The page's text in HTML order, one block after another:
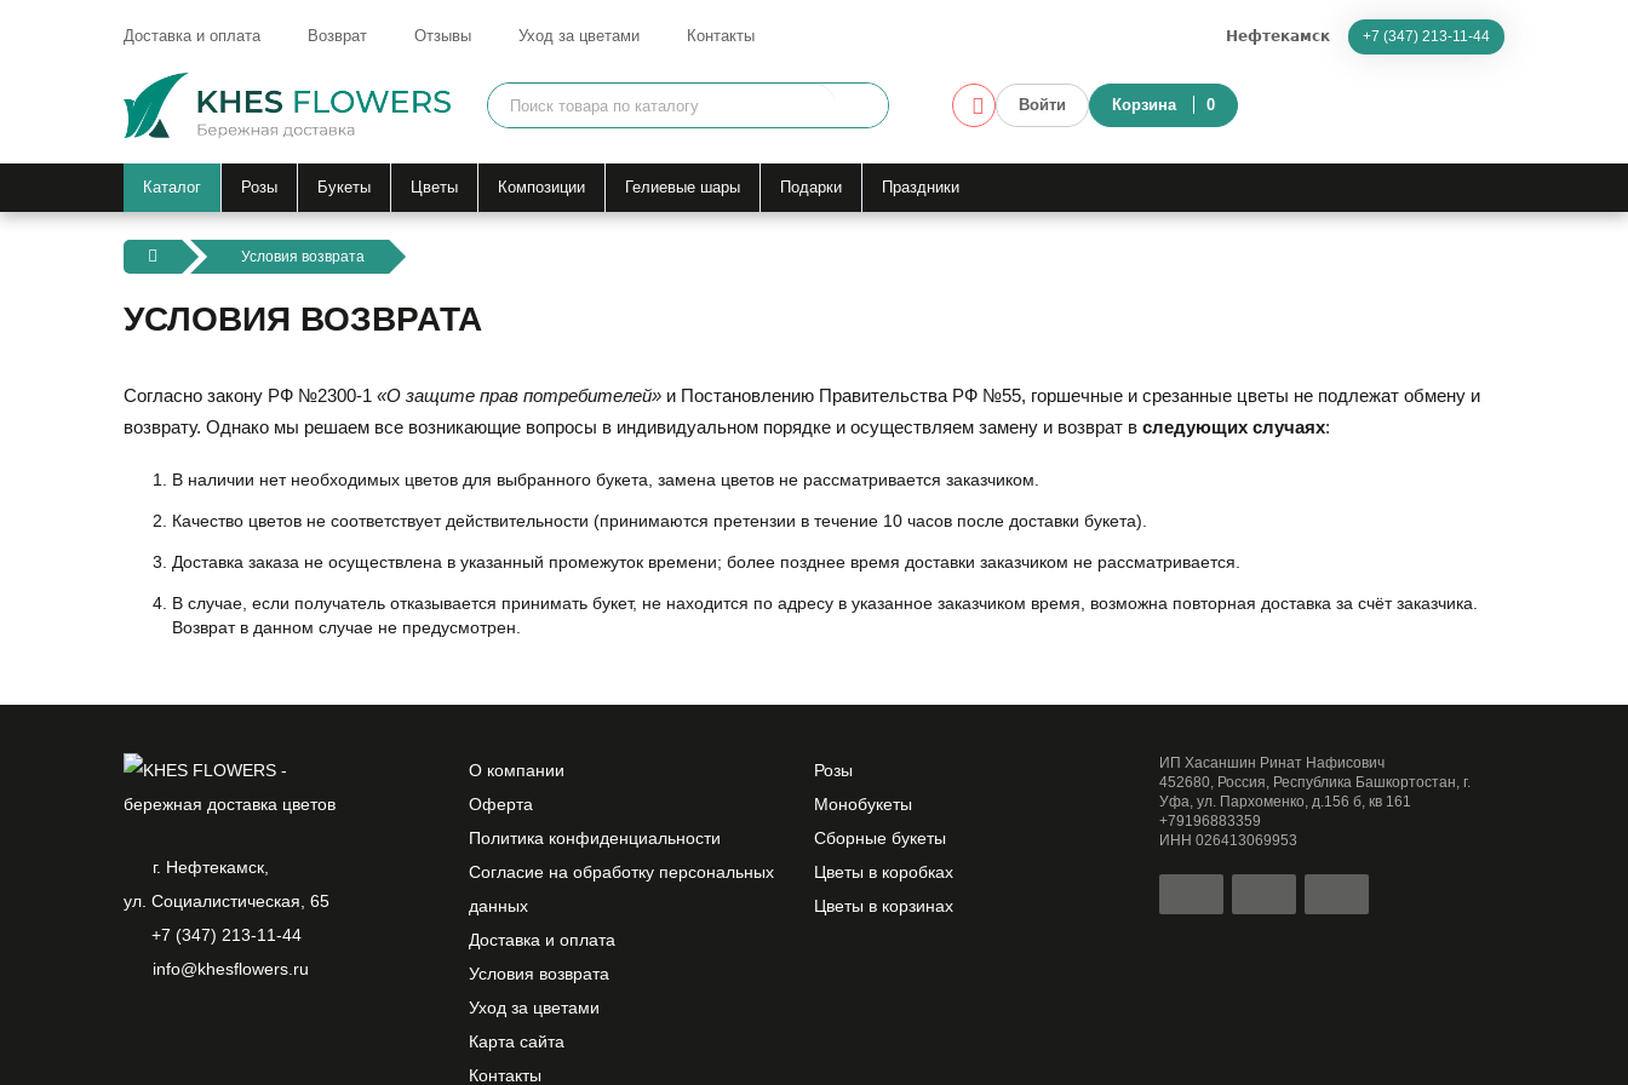
Доставка и оплата Возврат Отзывы Уход за цветами Контакты Нефтекамск +7 (347) 213-11-44
Войти Корзина 0
Каталог Розы Букеты Цветы Композиции Гелиевые шары Подарки Праздники
Условия возврата
УСЛОВИЯ ВОЗВРАТА
Согласно закону РФ №2300-1 «О защите прав потребителей» и Постановлению Правительства РФ №55, горшечные и срезанные цветы не подлежат обмену и
возврату. Однако мы решаем все возникающие вопросы в индивидуальном порядке и осуществляем замену и возврат в следующих случаях:
В наличии нет необходимых цветов для выбранного букета, замена цветов не рассматривается заказчиком.
Качество цветов не соответствует действительности (принимаются претензии в течение 10 часов после доставки букета).
Доставка заказа не осуществлена в указанный промежуток времени; более позднее время доставки заказчиком не рассматривается.
В случае, если получатель отказывается принимать букет, не находится по адресу в указанное заказчиком время, возможна повторная доставка за счёт заказчика.
Возврат в данном случае не предусмотрен.
г. Нефтекамск,
ул. Социалистическая, 65
+7 (347) 213-11-44
info@khesflowers.ru
О компании
Оферта
Политика конфиденциальности
Согласие на обработку персональных
данных
Доставка и оплата
Условия возврата
Уход за цветами
Карта сайта
Контакты
Розы
Монобукеты
Сборные букеты
Цветы в коробках
Цветы в корзинах
ИП Хасаншин Ринат Нафисович
452680, Россия, Республика Башкортостан, г.
Уфа, ул. Пархоменко, д.156 б, кв 161
+79196883359
ИНН 026413069953